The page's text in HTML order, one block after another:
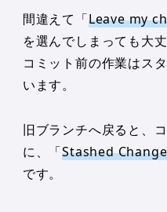
間違えて「Leave my
を選んでしまっても大丈
コミット前の作業はス
います。
旧ブランチへ戻ると、
に、「Stashed
です。